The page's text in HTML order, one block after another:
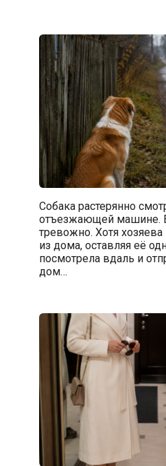
Собака растерянно
отъезжающей машине.
тревожно. Хотя
из дома, оставляя её
посмотрела вдаль и
дом…